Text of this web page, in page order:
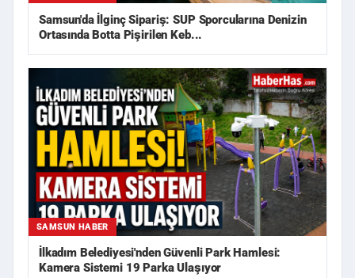
Samsun'da İlginç Sipariş: SUP Sporcularına Denizin
Ortasında Botta Pişirilen Keb...
SAMSUN HABER
İlkadım Belediyesi'nden Güvenli Park Hamlesi:
Kamera Sistemi 19 Parka Ulaşıyor